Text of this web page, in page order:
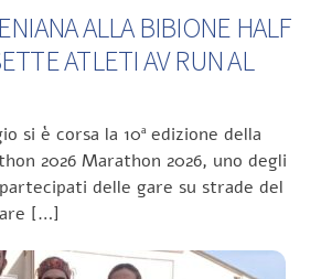
ALLA BIBIONE HALF
ATLETI AV RUN AL
si è corsa la 10ª edizione della
2026 Marathon 2026, uno degli
delle gare su strade del
[…]